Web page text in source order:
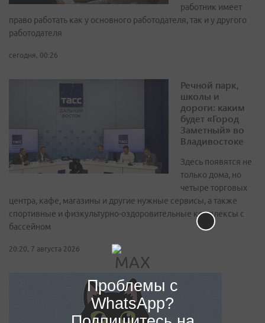
работник имеет
право работать как у основного работодателя, так и у другого
работодателя
сегодня, 00:26
Речной парк,
школы и
дороги: каким
будет «Город
Заметный» во
Владивостоке
Здесь появятся не
только дома, но
четыре торговых
центра, кафе, магазины и другие нужные сервисы, а также
спортивные и физкультурно-оздоровительные комплексы с
бассейном
20:20, 7 августа 2026
Проблемы с
WhatsApp?